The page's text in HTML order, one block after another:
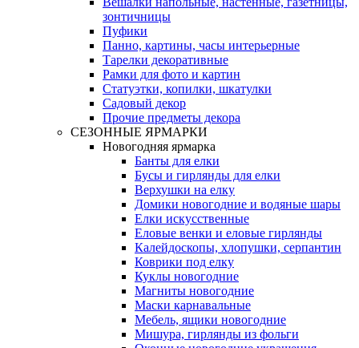
зонтичницы
Пуфики
Панно, картины, часы интерьерные
Тарелки декоративные
Рамки для фото и картин
Статуэтки, копилки, шкатулки
Садовый декор
Прочие предметы декора
СЕЗОННЫЕ ЯРМАРКИ
Новогодняя ярмарка
Банты для елки
Бусы и гирлянды для елки
Верхушки на елку
Домики новогодние и водяные шары
Елки искусственные
Еловые венки и еловые гирлянды
Калейдоскопы, хлопушки, серпантин
Коврики под елку
Куклы новогодние
Магниты новогодние
Маски карнавальные
Мебель, ящики новогодние
Мишура, гирлянды из фольги